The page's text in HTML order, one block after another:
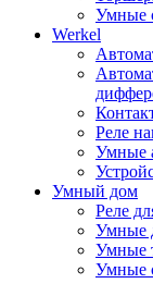
Умные
Werkel
Реле
Умные
Умный дом
Реле
Умные
Умные
Умные